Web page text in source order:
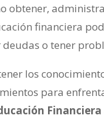
obtener,
financiera
o tener
los
para